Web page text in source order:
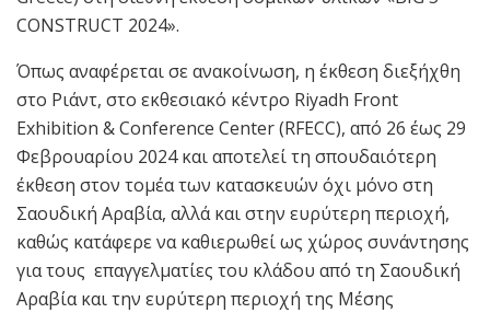
CONSTRUCT 2024».
Όπως αναφέρεται σε ανακοίνωση, η έκθεση διεξήχθη
στο Ριάντ, στο εκθεσιακό κέντρο Riyadh Front
Exhibition & Conference Center (RFECC), από 26 έως 29
Φεβρουαρίου 2024 και αποτελεί τη σπουδαιότερη
έκθεση στον τομέα των κατασκευών όχι μόνο στη
Σαουδική Αραβία, αλλά και στην ευρύτερη περιοχή,
καθώς κατάφερε να καθιερωθεί ως χώρος συνάντησης
για τους επαγγελματίες του κλάδου από τη Σαουδική
Αραβία και την ευρύτερη περιοχή της Μέσης